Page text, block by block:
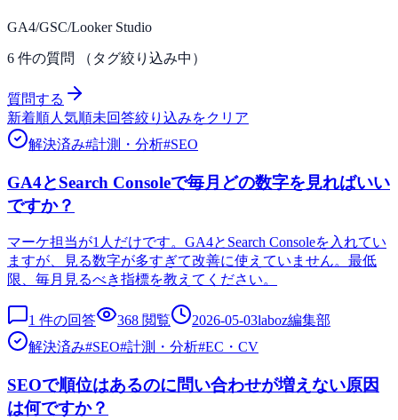
GA4/GSC/Looker Studio
6 件の質問 （タグ絞り込み中）
質問する
新着順人気順未回答絞り込みをクリア
解決済み#計測・分析#SEO
GA4とSearch Consoleで毎月どの数字を見ればいい
ですか？
マーケ担当が1人だけです。GA4とSearch Consoleを入れてい
ますが、見る数字が多すぎて改善に使えていません。最低
限、毎月見るべき指標を教えてください。
1 件の回答 368 閲覧 2026-05-03laboz編集部
解決済み#SEO#計測・分析#EC・CV
SEOで順位はあるのに問い合わせが増えない原因
は何ですか？